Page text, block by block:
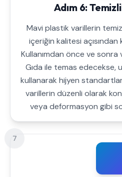
Adım 6:
Mavi plastik varillerin
içeriğin kalitesi
Kullanımdan önce ve
Gıda ile temas edecekse,
kullanarak hijyen
varillerin düzenli olarak
veya deformasyon gibi
7